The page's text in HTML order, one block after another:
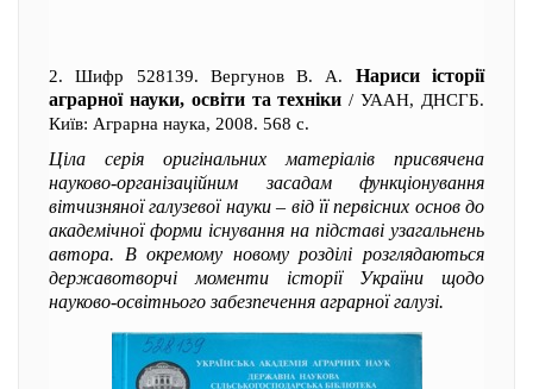
2. Шифр 528139. Вергунов В. А. Нариси історії
аграрної науки, освіти та техніки/ УААН, ДНСГБ.
Київ: Аграрна наука, 2008. 568 с.
Ціла серія оригінальних матеріалів присвячена
науково-організаційним засадам функціонування
вітчизняної галузевої науки – від її первісних основ до
академічної форми існування на підставі узагальнень
автора. В окремому новому розділі розглядаються
державотворчі моменти історії України щодо
науково-освітнього забезпечення аграрної галузі.